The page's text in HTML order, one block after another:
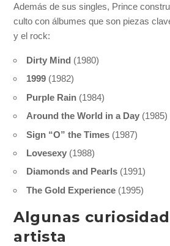
Además de sus singles, Prince
culto con álbumes que son piezas
y el rock:
Dirty Mind (1980)
1999 (1982)
Purple Rain (1984)
Around the World in a Day (1985)
Sign “O” the Times (1987)
Lovesexy (1988)
Diamonds and Pearls (1991)
The Gold Experience (1995)
Algunas
artista